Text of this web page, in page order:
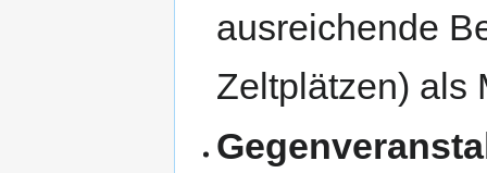
ausreichende
Zeltplätzen) als